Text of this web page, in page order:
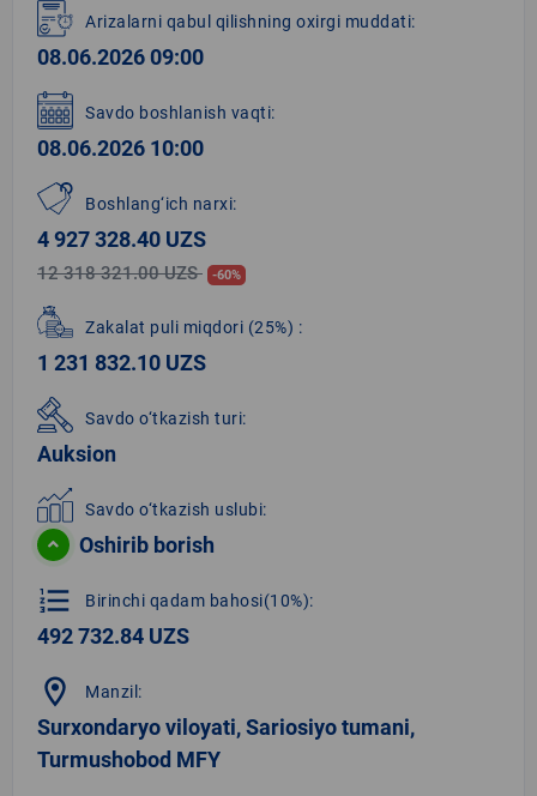
1
of
8
Arizalarni qabul qilishning oxirgi muddati:
08.06.2026 09:00
Savdo boshlanish vaqti:
08.06.2026 10:00
Boshlang‘ich narxi:
4 927 328.40 UZS
12 318 321.00 UZS -60%
Zakalat puli miqdori (25%) :
1 231 832.10 UZS
Savdo o‘tkazish turi:
Auksion
Savdo o‘tkazish uslubi:
Oshirib borish
format_list_numbered Birinchi qadam bahosi(10%):
492 732.84 UZS
location_on Manzil:
Surxondaryo viloyati, Sariosiyo tumani,
Turmushobod MFY